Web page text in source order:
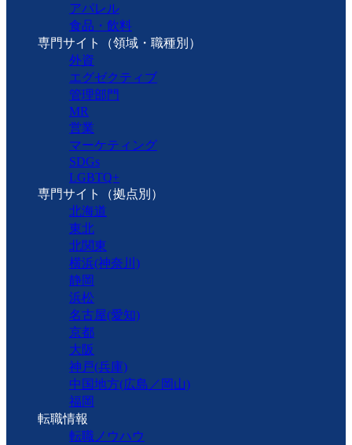
アパレル
食品・飲料
専門サイト（領域・職種別）
外資
エグゼクティブ
管理部門
MR
営業
マーケティング
SDGs
LGBTQ+
専門サイト（拠点別）
北海道
東北
北関東
横浜(神奈川)
静岡
浜松
名古屋(愛知)
京都
大阪
神戸(兵庫)
中国地方(広島／岡山)
福岡
転職情報
転職ノウハウ